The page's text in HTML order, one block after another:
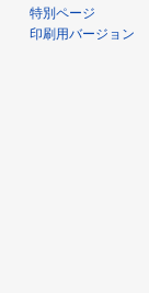
特別ページ
印刷用バージョン